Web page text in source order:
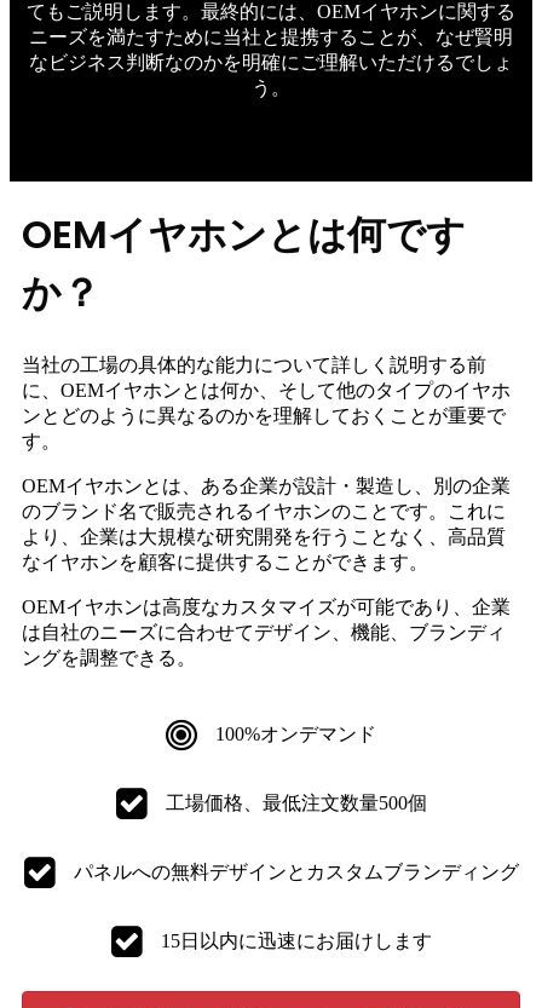
てもご説明します。最終的には、OEMイヤホンに関する
ニーズを満たすために当社と提携することが、なぜ賢明
なビジネス判断なのかを明確にご理解いただけるでしょ
う。
OEMイヤホンとは何です
か？
当社の工場の具体的な能力について詳しく説明する前
に、OEMイヤホンとは何か、そして他のタイプのイヤホ
ンとどのように異なるのかを理解しておくことが重要で
す。
OEMイヤホンとは、ある企業が設計・製造し、別の企業
のブランド名で販売されるイヤホンのことです。これに
より、企業は大規模な研究開発を行うことなく、高品質
なイヤホンを顧客に提供することができます。
OEMイヤホンは高度なカスタマイズが可能であり、企業
は自社のニーズに合わせてデザイン、機能、ブランディ
ングを調整できる。
100%オンデマンド
工場価格、最低注文数量500個
パネルへの無料デザインとカスタムブランディング
15日以内に迅速にお届けします